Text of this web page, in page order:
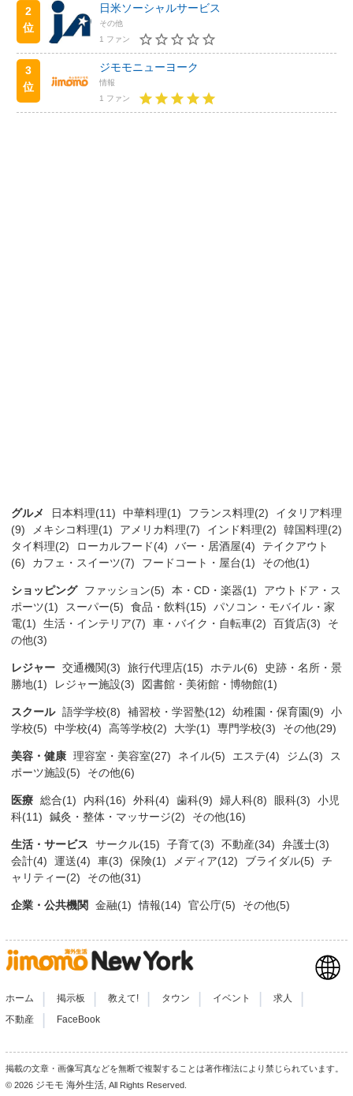
2
位
日米ソーシャルサービス
その他
1 ファン
3
位
ジモモニューヨーク
情報
1 ファン
グルメ 日本料理(11) 中華料理(1) フランス料理(2)
イタリア料理
(9)
メキシコ料理(1) アメリカ料理(7) インド料理(2)
韓国料理(2)
タイ料理(2)
ローカルフード(4) バー・居酒屋(4)
テイクアウト
(6)
カフェ・スイーツ(7) フードコート・屋台(1) その他(1)
ショッピング ファッション(5) 本・CD・楽器(1)
アウトドア・ス
ポーツ(1)
スーパー(5) 食品・飲料(15)
パソコン・モバイル・家
電(1)
生活・インテリア(7) 車・バイク・自転車(2) 百貨店(3)
そ
の他(3)
レジャー 交通機関(3) 旅行代理店(15) ホテル(6)
史跡・名所・景
勝地(1)
レジャー施設(3) 図書館・美術館・博物館(1)
スクール 語学学校(8) 補習校・学習塾(12) 幼稚園・保育園(9)
小
学校(5)
中学校(4) 高等学校(2) 大学(1) 専門学校(3) その他(29)
美容・健康 理容室・美容室(27) ネイル(5) エステ(4) ジム(3)
ス
ポーツ施設(5)
その他(6)
医療 総合(1) 内科(16) 外科(4) 歯科(9) 婦人科(8) 眼科(3)
小児
科(11)
鍼灸・整体・マッサージ(2) その他(16)
生活・サービス サークル(15) 子育て(3) 不動産(34)
弁護士(3)
会計(4)
運送(4) 車(3) 保険(1) メディア(12) ブライダル(5)
チ
ャリティー(2)
その他(31)
企業・公共機関 金融(1) 情報(14) 官公庁(5) その他(5)
ホーム 掲示板 教えて! タウン イベント 求人
不動産 FaceBook
掲載の文章・画像写真などを無断で複製することは著作権法により禁じられています。
© 2026 ジモモ 海外生活 , All Rights Reserved.